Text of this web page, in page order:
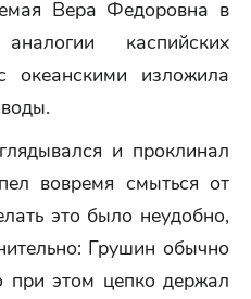
Вера Федоровна в
каспийских
океанскими изложила
и проклинал
вовремя смыться от
это было неудобно,
Грушин обычно
при этом цепко держал